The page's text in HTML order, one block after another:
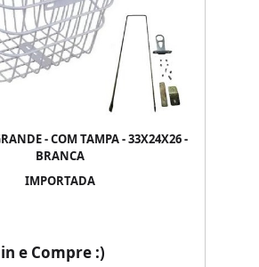
- COM TAMPA - 33X24X26 -
BRANCA
IMPORTADA
e Compre :)